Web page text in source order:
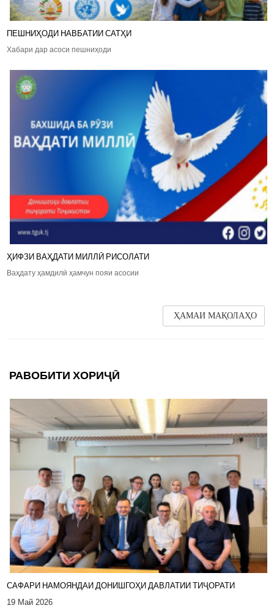
ПЕШНИҲОДИ НАВБАТИИ САТҲИ
Хабари дар асоси пешниҳоди
ҲИФЗИ ВАҲДАТИ МИЛЛӢ РИСОЛАТИ
Ваҳдату ҳамдилӣ ҳамчун пояи асосии
ҲАМАИ МАҚОЛАҲО
РАВОБИТИ ХОРИҶӢ
САФАРИ НАМОЯНДАИ ДОНИШГОҲИ ДАВЛАТИИ ТИҶОРАТИ
19 Май 2026